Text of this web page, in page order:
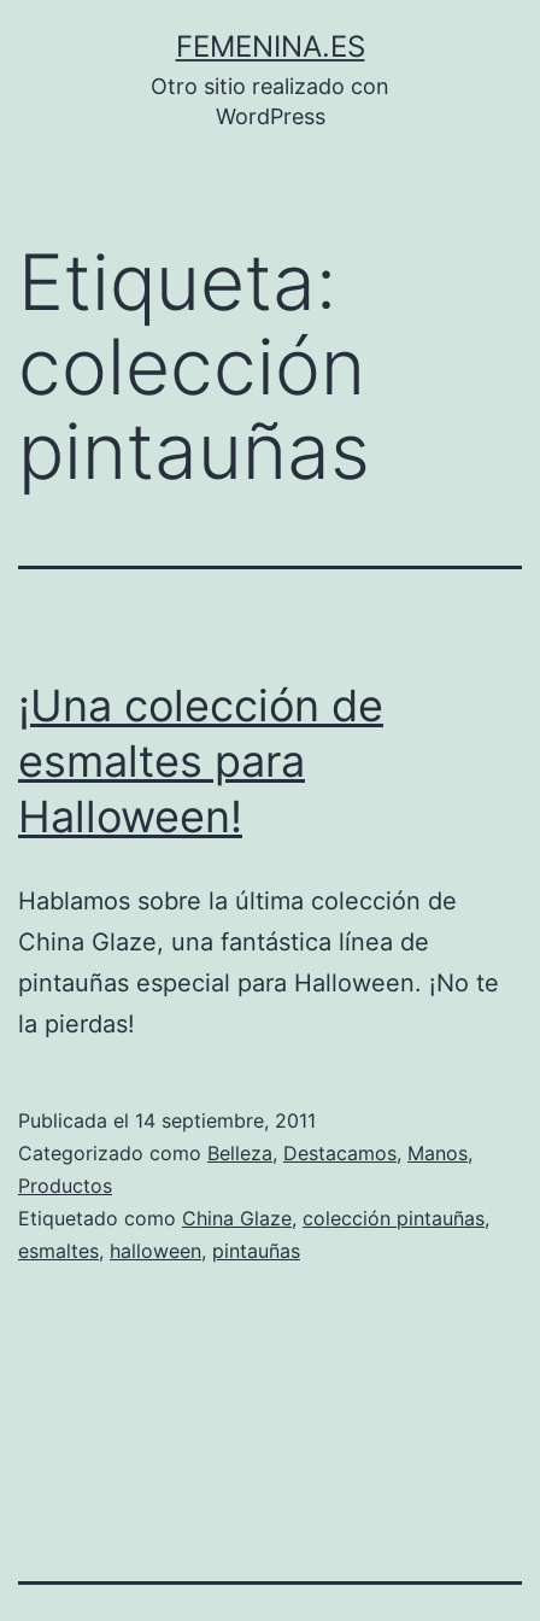
FEMENINA.ES
Otro sitio realizado con
WordPress
Etiqueta:
colección
pintauñas
¡Una colección de
esmaltes para
Halloween!
Hablamos sobre la última colección de
China Glaze, una fantástica línea de
pintauñas especial para Halloween. ¡No te
la pierdas!
Publicada el 14 septiembre, 2011
Categorizado como Belleza, Destacamos, Manos,
Productos
Etiquetado como China Glaze, colección pintauñas,
esmaltes, halloween, pintauñas